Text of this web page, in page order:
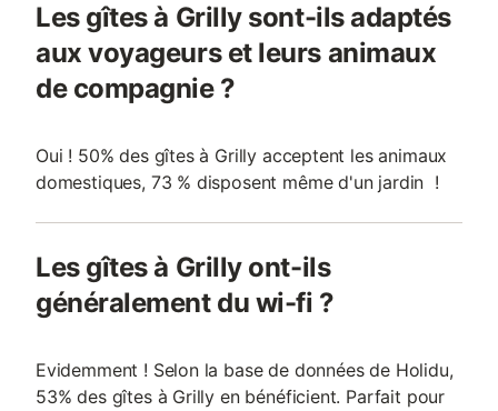
Les gîtes à Grilly sont-ils adaptés
aux voyageurs et leurs animaux
de compagnie ?
Oui ! 50% des gîtes à Grilly acceptent les animaux
domestiques, 73 % disposent même d'un jardin !
Les gîtes à Grilly ont-ils
généralement du wi-fi ?
Evidemment ! Selon la base de données de Holidu,
53% des gîtes à Grilly en bénéficient. Parfait pour